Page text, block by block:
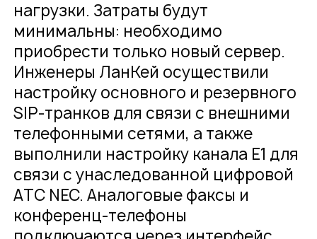
нагрузки. Затраты будут
минимальны: необходимо
приобрести только новый сервер.
Инженеры ЛанКей осуществили
настройку основного и резервного
SIP-транков для связи с внешними
телефонными сетями, а также
выполнили настройку канала E1 для
связи с унаследованной цифровой
АТС NEC. Аналоговые факсы и
конференц-телефоны